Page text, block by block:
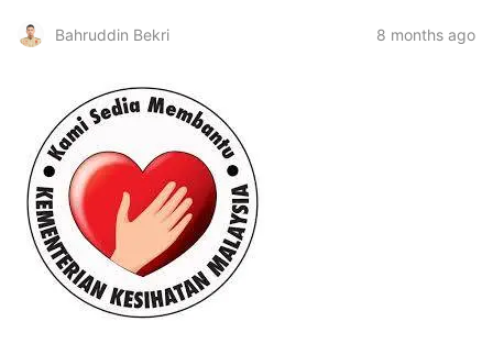
Bahruddin Bekri 8 months ago